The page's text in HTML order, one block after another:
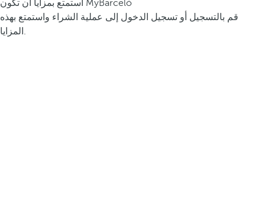
استمتع بمزايا أن تكون MyBarceló
قم بالتسجيل أو تسجيل الدخول إلى عملية الشراء واستمتع بهذه
المزايا.